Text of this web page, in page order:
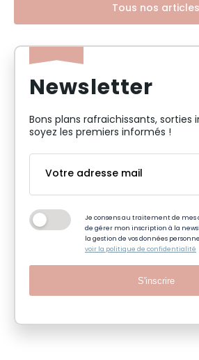
Tous nos articles
Newsletter
Bons plans rafraichissants, sorties
soyez les premiers informés !
Je consens au traitement de mes
de gérer mon inscription à la
la gestion de vos données
voir la politique de confidentialité
S'inscrire